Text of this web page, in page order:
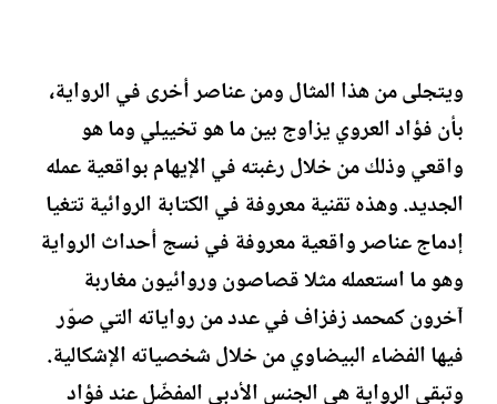
ويتجلى من هذا المثال ومن عناصر أخرى في الرواية،
بأن فؤاد العروي يزاوج بين ما هو تخييلي وما هو
واقعي وذلك من خلال رغبته في الإيهام بواقعية عمله
الجديد. وهذه تقنية معروفة في الكتابة الروائية تتغيا
إدماج عناصر واقعية معروفة في نسج أحداث الرواية
وهو ما استعمله مثلا قصاصون وروائيون مغاربة
آخرون كمحمد زفزاف في عدد من رواياته التي صوّر
فيها الفضاء البيضاوي من خلال شخصياته الإشكالية.
وتبقى الرواية هي الجنس الأدبي المفضّل عند فؤاد